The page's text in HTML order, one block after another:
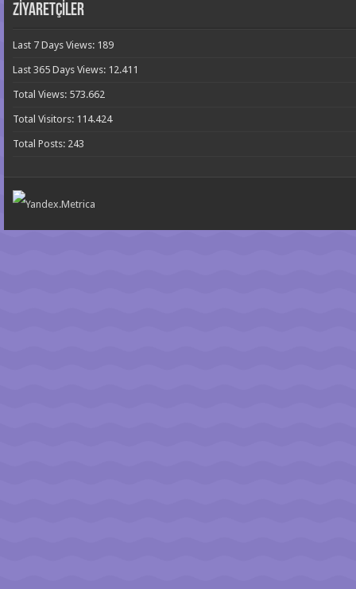
ZİYARETÇİLER
Last 7 Days Views: 189
Last 365 Days Views: 12.411
Total Views: 573.662
Total Visitors: 114.424
Total Posts: 243